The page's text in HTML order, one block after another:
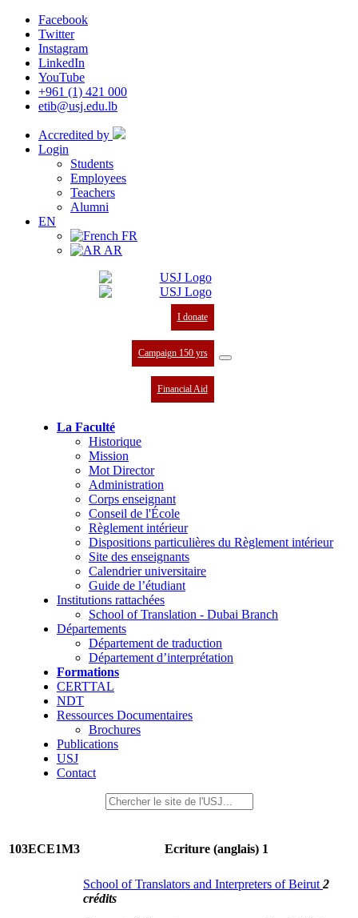
Facebook
Twitter
Instagram
LinkedIn
YouTube
+961 (1) 421 000
etib@usj.edu.lb
Accredited by
Login
Students
Employees
Teachers
Alumni
EN
FR
AR
I donate
Campaign 150 yrs
Financial Aid
La Faculté
Historique
Mission
Mot Director
Administration
Corps enseignant
Conseil de l'École
Règlement intérieur
Dispositions particulières du Règlement intérieur
Site des enseignants
Calendrier universitaire
Guide de l’étudiant
Institutions rattachées
School of Translation - Dubai Branch
Départements
Département de traduction
Département d’interprétation
Formations
CERTTAL
NDT
Ressources Documentaires
Brochures
Publications
USJ
Contact
103ECE1M3 Ecriture (anglais) 1
School of Translators and Interpreters of Beirut 2
crédits